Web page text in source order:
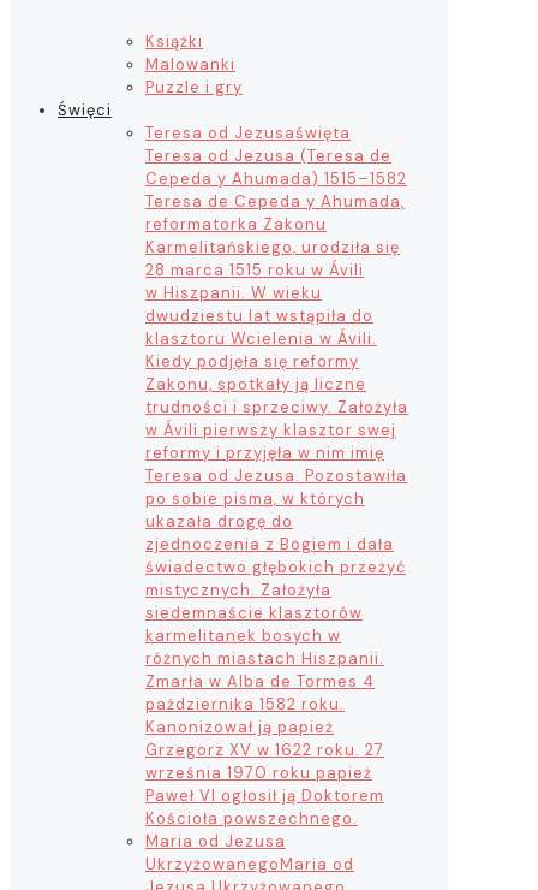
Książki
Malowanki
Puzzle i gry
Święci
Teresa od Jezusaświęta
Teresa od Jezusa (Teresa de
Cepeda y Ahumada) 1515–1582
Teresa de Cepeda y Ahumada,
reformatorka Zakonu
Karmelitańskiego, urodziła się
28 marca 1515 roku w Ávili
w Hiszpanii. W wieku
dwudziestu lat wstąpiła do
klasztoru Wcielenia w Ávili.
Kiedy podjęła się reformy
Zakonu, spotkały ją liczne
trudności i sprzeciwy. Założyła
w Ávili pierwszy klasztor swej
reformy i przyjęła w nim imię
Teresa od Jezusa. Pozostawiła
po sobie pisma, w których
ukazała drogę do
zjednoczenia z Bogiem i dała
świadectwo głębokich przeżyć
mistycznych. Założyła
siedemnaście klasztorów
karmelitanek bosych w
różnych miastach Hiszpanii.
Zmarła w Alba de Tormes 4
października 1582 roku.
Kanonizował ją papież
Grzegorz XV w 1622 roku. 27
września 1970 roku papież
Paweł VI ogłosił ją Doktorem
Kościoła powszechnego.
Maria od Jezusa
UkrzyżowanegoMaria od